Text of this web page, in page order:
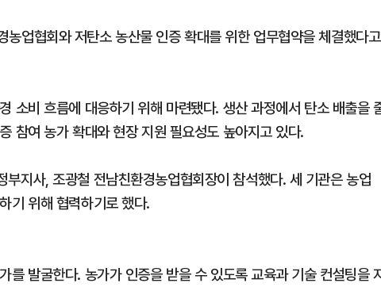
업협회와 저탄소 농산물 인증 확대를 위한 업무협약을 체결했다고
소비 흐름에 대응하기 위해 마련됐다. 생산 과정에서 탄소 배출을
참여 농가 확대와 현장 지원 필요성도 높아지고 있다.
지사, 조광철 전남친환경농업협회장이 참석했다. 세 기관은 농업
기 위해 협력하기로 했다.
를 발굴한다. 농가가 인증을 받을 수 있도록 교육과 기술 컨설팅을